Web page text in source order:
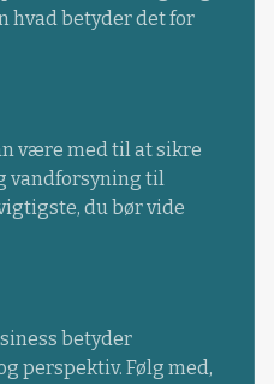
hvad betyder det for
være med til at sikre
vandforsyning til
du bør vide
betyder
perspektiv. Følg med,